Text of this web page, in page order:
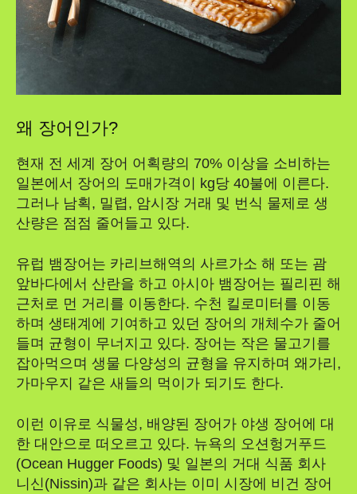
왜 장어인가?
현재 전 세계 장어 어획량의 70% 이상을 소비하는
일본에서 장어의 도매가격이 kg당 40불에 이른다.
그러나 남획, 밀렵, 암시장 거래 및 번식 물제로 생
산량은 점점 줄어들고 있다.
유럽 뱀장어는 카리브해역의 사르가소 해 또는 괌
앞바다에서 산란을 하고 아시아 뱀장어는 필리핀 해
근처로 먼 거리를 이동한다. 수천 킬로미터를 이동
하며 생태계에 기여하고 있던 장어의 개체수가 줄어
들며 균형이 무너지고 있다. 장어는 작은 물고기를
잡아먹으며 생물 다양성의 균형을 유지하며 왜가리,
가마우지 같은 새들의 먹이가 되기도 한다.
이런 이유로 식물성, 배양된 장어가 야생 장어에 대
한 대안으로 떠오르고 있다. 뉴욕의 오션헝거푸드
(Ocean Hugger Foods) 및 일본의 거대 식품 회사
니신(Nissin)과 같은 회사는 이미 시장에 비건 장어